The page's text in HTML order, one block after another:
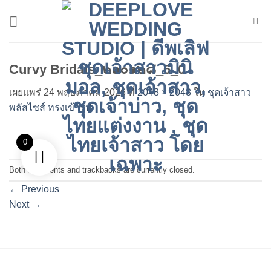
Curvy Bridals_๒๑๐๑๒๘_6_0
เผยแพร่ 24 พฤษภาคม 2026ที่2048 × 2048 ใน ชุดเจ้าสาว
พลัสไซส์ ทรงเข้ารูป
Both comments and trackbacks are currently closed.
← Previous
Next →
0